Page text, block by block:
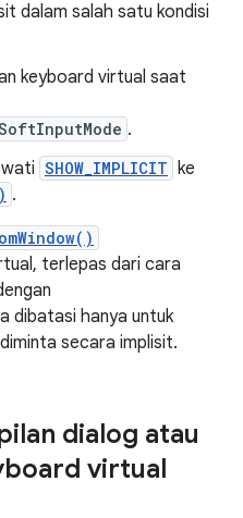
dalam salah satu kondisi
keyboard virtual saat
.
SHOW_IMPLICIT ke
.
terlepas dari cara
dibatasi hanya untuk
secara implisit.
dialog atau
virtual